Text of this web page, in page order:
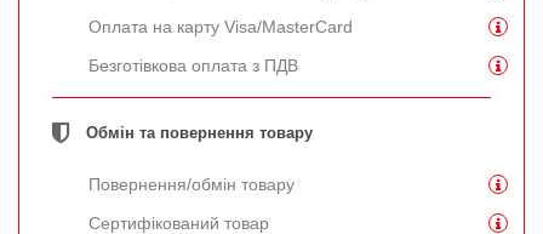
Оплата на карту Visa/MasterCard
Безготівкова оплата з ПДВ
Обмін та повернення товару
Повернення/обмін товару
Сертифікований товар